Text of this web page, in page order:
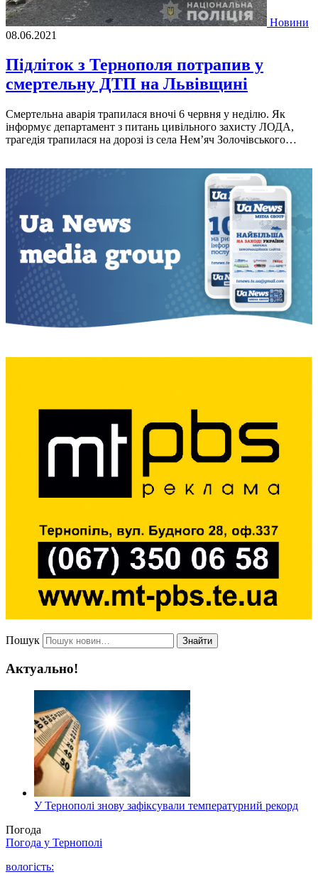
Новини
08.06.2021
Підліток з Тернополя потрапив у
смертельну ДТП на Львівщині
Смертельна аварія трапилася вночі 6 червня у неділю. Як
інформує департамент з питань цивільного захисту ЛОДА,
трагедія трапилася на дорозі із села Нем’яч Золочівського…
Пошук Знайти
Актуально!
У Тернополі знову зафіксували температурний рекорд
Погода
Погода у Тернополі
вологість: